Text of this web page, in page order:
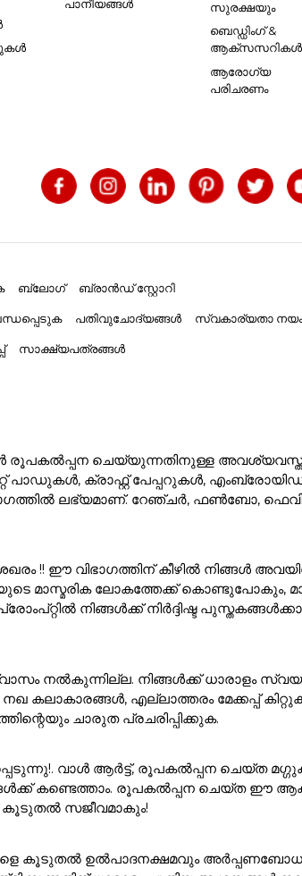
പാനീയങ്ങൾ
സുരക്ഷയും
ബെഡ്ഡിംഗ് &
ആക്സസറികൾ
ആരോഗ്യ
പരിചരണം
ബ്ലോഗ് ബ്രാൻഡ് സ്റ്റോറി
പതിവുചോദ്യങ്ങൾ സ്വകാര്യതാ നയം
സാക്ഷ്യപത്രങ്ങൾ
രൂപകൽപ്പന ചെയ്യുന്നതിനുള്ള
പാഡുകൾ, ക്രാഫ്റ്റ് പേപ്പറുകൾ,
ലഭ്യമാണ്. റേഞ്ചർ, ഫൺബോ,
!! ഈ വിഭാഗത്തിന് കീഴിൽ നിങ്ങൾ
മാസ്മരിക ലോകത്തേക്ക് കൊണ്ടുപോകും,
നിങ്ങൾക്ക് നിർദ്ദിഷ്ട
നൽകുന്നില്ല. നിങ്ങൾക്ക് ധാരാളം
എല്ലാത്തരം മേക്കപ്പ്
ചാരുത പ്രചരിപ്പിക്കുക.
വാൾ ആർട്ട്, രൂപകൽപ്പന ചെയ്ത
കണ്ടെത്താം. രൂപകൽപ്പന ചെയ്ത ഈ
കൂടുതൽ സജീവമാകും!
കൂടുതൽ ഉൽപാദനക്ഷമവും